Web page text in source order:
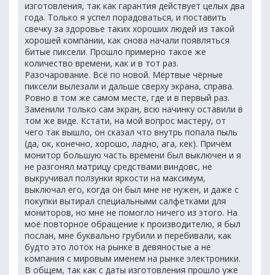
изготовления, так как гарантия действует целых два
года. Только я успел порадоваться, и поставить
свечку за здоровье таких хороших людей из такой
хорошей компании, как снова начали появляться
битые пиксели. Прошло примерно такое же
количество времени, как и в тот раз.
Разочарование. Всё по новой. Мёртвые чёрные
пиксели вылезали и дальше сверху экрана, справа.
Ровно в том же самом месте, где и в первый раз.
Заменили только сам экран, всю начинку оставили в
том же виде. Кстати, на мой вопрос мастеру, от
чего так вышло, он сказал что внутрь попала пыль
(да, ок, конечно, хорошо, ладно, ага, кек). Причём
монитор большую часть времени был выключен и я
не разгонял матрицу средствами виндовс, не
выкручивал ползунки яркости на максимум,
выключал его, когда он был мне не нужен, и даже с
покупки вытирал специальными салфетками для
мониторов, но мне не помогло ничего из этого. На
моё повторное обращение к производителю, я был
послан, мне буквально грубили и перебивали, как
будто это лоток на рынке в девяностые а не
компания с мировым именем на рынке электроники.
В общем, так как с даты изготовления прошло уже